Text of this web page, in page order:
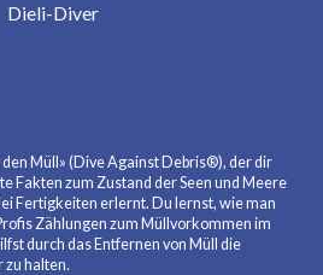
Dieli-Diver
den Müll» (Dive Against Debris®), der dir
Fakten zum Zustand der Seen und Meere
Fertigkeiten erlernt. Du lernst, wie man
Zählungen zum Müllvorkommen im
durch das Entfernen von Müll die
zu halten.